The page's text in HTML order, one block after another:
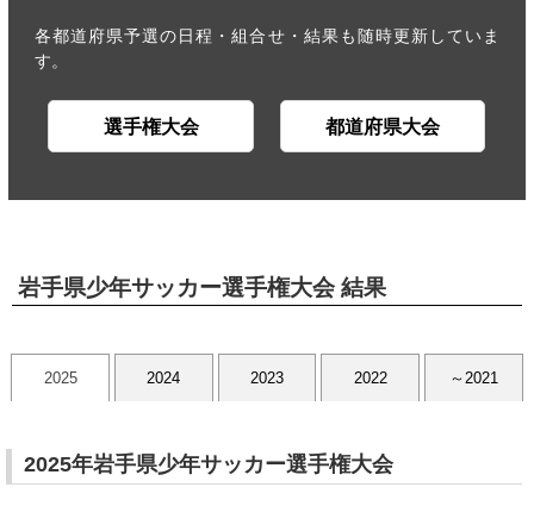
各都道府県予選の日程・組合せ・結果も随時更新していま
す。
選手権大会 都道府県大会
岩手県少年サッカー選手権大会 結果
2025 2024 2023 2022 ～2021
2025年岩手県少年サッカー選手権大会